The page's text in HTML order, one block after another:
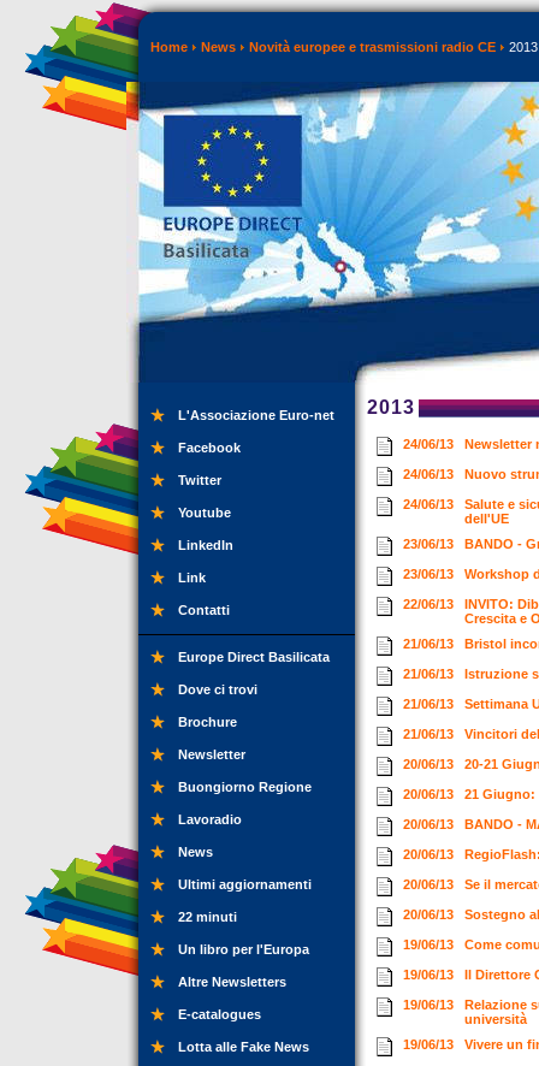
Home News Novità europee e trasmissioni radio CE 2013
L'Associazione Euro-net
Facebook
Twitter
Youtube
LinkedIn
Link
Contatti
Europe Direct Basilicata
Dove ci trovi
Brochure
Newsletter
Buongiorno Regione
Lavoradio
News
Ultimi aggiornamenti
22 minuti
Un libro per l'Europa
Altre Newsletters
E-catalogues
Lotta alle Fake News
2013
24/06/13 Newsletter
24/06/13 Nuovo
24/06/13
Salute e
dell'UE
23/06/13
BANDO -
23/06/13 Workshop
22/06/13
INVITO:
Crescita e
21/06/13
Bristol
21/06/13 Istruzione
21/06/13 Settimana
21/06/13 Vincitori
20/06/13 20-21
20/06/13 21
20/06/13 BANDO -
20/06/13
20/06/13 Se il
20/06/13 Sostegno
19/06/13 Come
19/06/13 Il Direttore
19/06/13
Relazione
università
19/06/13
Vivere un